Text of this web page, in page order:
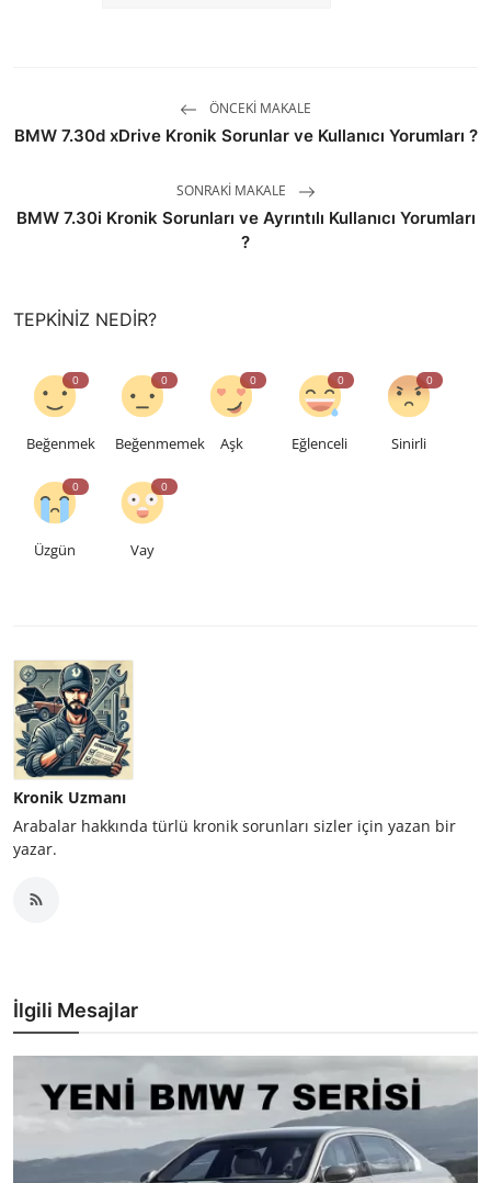
ÖNCEKI MAKALE
BMW 7.30d xDrive Kronik Sorunlar ve Kullanıcı Yorumları ?
SONRAKI MAKALE
BMW 7.30i Kronik Sorunları ve Ayrıntılı Kullanıcı Yorumları
?
TEPKINIZ NEDIR?
0
Beğenmek
0
Beğenmemek
0
Aşk
0
Eğlenceli
0
Sinirli
0
Üzgün
0
Vay
Kronik Uzmanı
Arabalar hakkında türlü kronik sorunları sizler için yazan bir
yazar.
İlgili Mesajlar